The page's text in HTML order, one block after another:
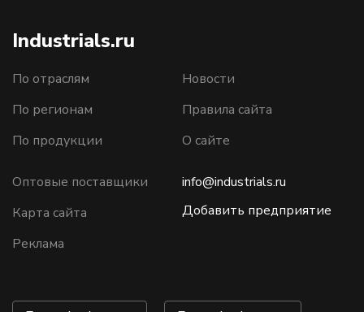
Industrials.ru
По отраслям
По регионам
По продукции
Новости
Правила сайта
О сайте
Оптовые поставщики
Карта сайта
Реклама
info@industrials.ru
Добавить предприятие